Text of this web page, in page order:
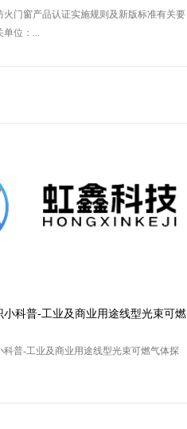
火门窗产品认证实施规则及新版标准有关要
位：...
小科普-工业及商业用途线型光束可燃
科普-工业及商业用途线型光束可燃气体探